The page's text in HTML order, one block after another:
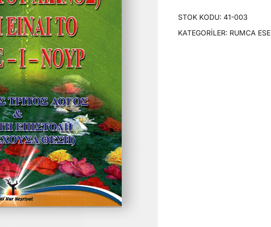
STOK KODU: 41-003
KATEGORILER: RUMCA